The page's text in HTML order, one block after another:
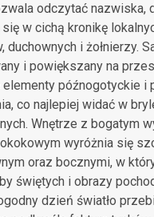
odczytać nazwiska,
się w cichą kronikę
duchownych i żołnierzy.
i powiększany na
elementy późnogotyckie i
co najlepiej widać w
Wnętrze z bogatym
wyróżnia się
oraz bocznymi, w
świętych i obrazy
dzień światło